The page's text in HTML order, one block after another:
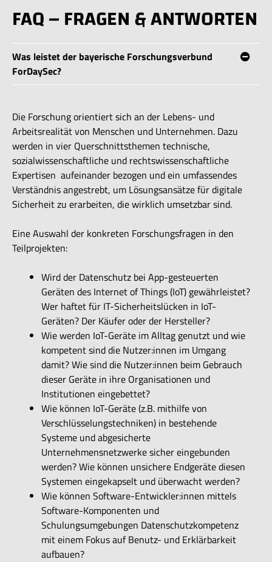
FAQ – FRAGEN & ANTWORTEN
Was leistet der bayerische Forschungsverbund
ForDaySec?
Die Forschung orientiert sich an der Lebens- und
Arbeitsrealität von Menschen und Unternehmen. Dazu
werden in vier Querschnittsthemen technische,
sozialwissenschaftliche und rechtswissenschaftliche
Expertisen aufeinander bezogen und ein umfassendes
Verständnis angestrebt, um Lösungsansätze für digitale
Sicherheit zu erarbeiten, die wirklich umsetzbar sind.
Eine Auswahl der konkreten Forschungsfragen in den
Teilprojekten:
Wird der Datenschutz bei App-gesteuerten
Geräten des Internet of Things (IoT) gewährleistet?
Wer haftet für IT-Sicherheitslücken in IoT-
Geräten? Der Käufer oder der Hersteller?
Wie werden IoT-Geräte im Alltag genutzt und wie
kompetent sind die Nutzer:innen im Umgang
damit? Wie sind die Nutzer:innen beim Gebrauch
dieser Geräte in ihre Organisationen und
Institutionen eingebettet?
Wie können IoT-Geräte (z.B. mithilfe von
Verschlüsselungstechniken) in bestehende
Systeme und abgesicherte
Unternehmensnetzwerke sicher eingebunden
werden? Wie können unsichere Endgeräte diesen
Systemen eingekapselt und überwacht werden?
Wie können Software-Entwickler:innen mittels
Software-Komponenten und
Schulungsumgebungen Datenschutzkompetenz
mit einem Fokus auf Benutz- und Erklärbarkeit
aufbauen?